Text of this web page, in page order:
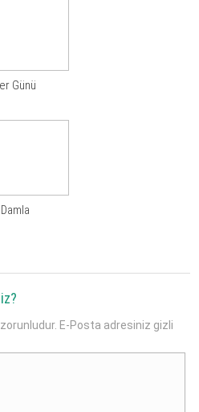
Günü
E-Posta adresiniz gizli